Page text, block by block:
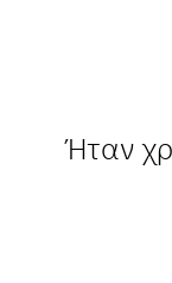
Ήταν